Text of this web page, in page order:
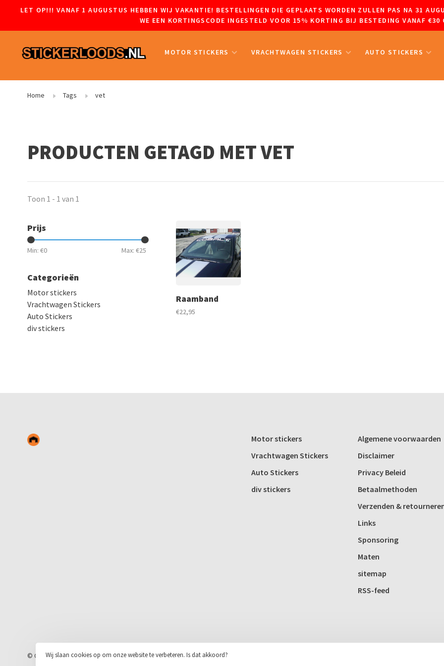
LET OP!!! VANAF 1 AUGUSTUS HEBBEN WIJ VAKANTIE! BESTELLINGEN DIE GEPLAATS WORDEN ZULLEN PAS NA 31
WE EEN KORTINGSCODE INGESTELD VOOR 15% KORTING BIJ BESTEDING VANAF
MOTOR STICKERS VRACHTWAGEN STICKERS AUTO STICKERS
Home Tags vet
PRODUCTEN GETAGD MET VET
Toon 1 - 1 van 1
Prijs
Min: €0 Max: €25
Categorieën
Motor stickers
Vrachtwagen Stickers
Auto Stickers
div stickers
Raamband
€22,95
Motor stickers
Vrachtwagen Stickers
Auto Stickers
div stickers
Algemene voorwaarden
Disclaimer
Privacy Beleid
Betaalmethoden
Verzenden &
Links
Sponsoring
Maten
sitemap
RSS-feed
© Copyright 2026 Stickerloods.nl- Powered byLightspeed - Theme byHuysmans.me
Wij slaan cookies op om onze website te verbeteren. Is dat akkoord?